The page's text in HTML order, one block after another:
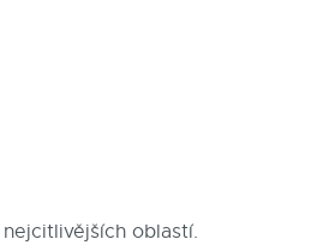
oblastí.